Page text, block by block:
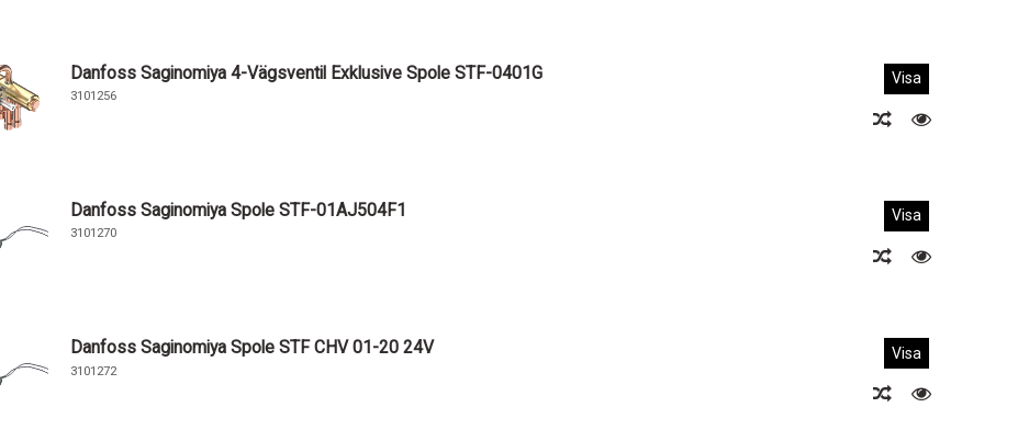
Danfoss Saginomiya 4-Vägsventil Exklusive Spole STF-0401G
3101256
Visa
Danfoss Saginomiya Spole STF-01AJ504F1
3101270
Visa
Danfoss Saginomiya Spole STF CHV 01-20 24V
3101272
Visa